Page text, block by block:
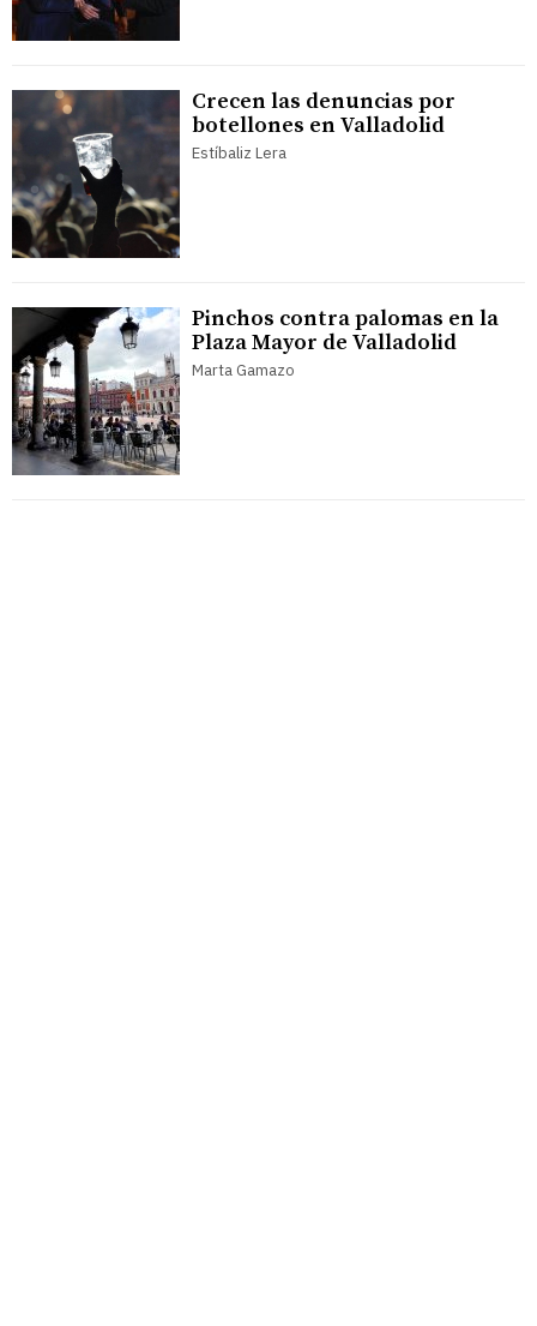
Crecen las denuncias por
botellones en Valladolid
Estíbaliz Lera
Pinchos contra palomas en la
Plaza Mayor de Valladolid
Marta Gamazo